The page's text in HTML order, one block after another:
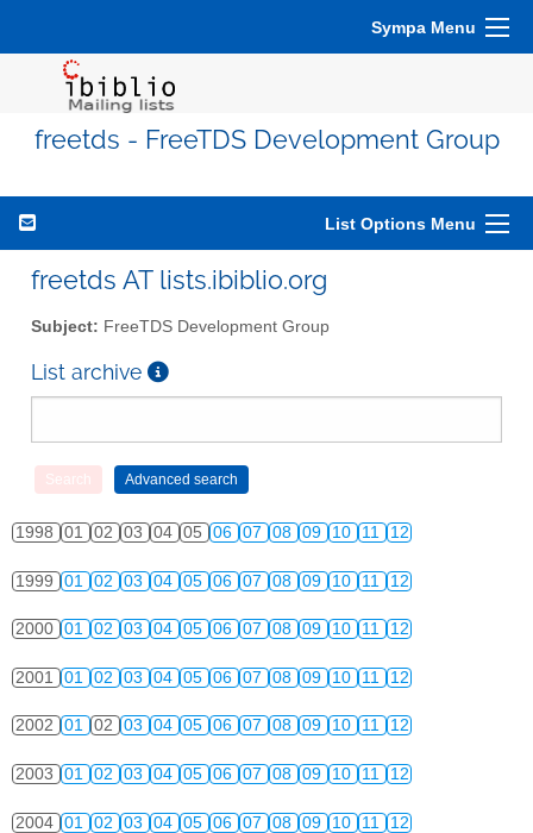
Sympa Menu
freetds - FreeTDS Development Group
List Options Menu
freetds AT lists.ibiblio.org
Subject: FreeTDS Development Group
List archive
1998 01 02 03 04 05 06 07 08 09 10 11 12
1999 01 02 03 04 05 06 07 08 09 10 11 12
2000 01 02 03 04 05 06 07 08 09 10 11 12
2001 01 02 03 04 05 06 07 08 09 10 11 12
2002 01 02 03 04 05 06 07 08 09 10 11 12
2003 01 02 03 04 05 06 07 08 09 10 11 12
2004 01 02 03 04 05 06 07 08 09 10 11 12